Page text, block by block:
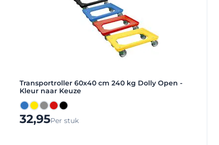
Transportroller 60x40 cm 240 kg Dolly Open -
Kleur naar Keuze
Blauw
GeelGrijsRoodZwart
32,95Per stuk